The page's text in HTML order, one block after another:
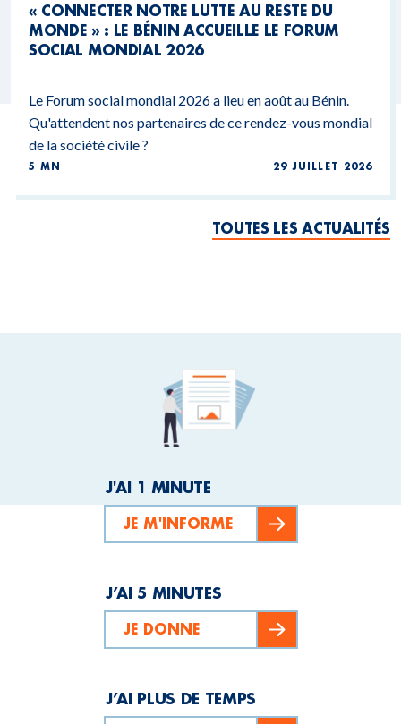
« CONNECTER NOTRE LUTTE AU RESTE DU
MONDE » : LE BÉNIN ACCUEILLE LE FORUM
SOCIAL MONDIAL 2026
Le Forum social mondial 2026 a lieu en août au Bénin.
Qu'attendent nos partenaires de ce rendez-vous mondial
de la société civile ?
5 MN 29 JUILLET 2026
TOUTES LES ACTUALITÉS
J'AI 1 MINUTE
JE M'INFORME
J’AI 5 MINUTES
JE DONNE
J’AI PLUS DE TEMPS